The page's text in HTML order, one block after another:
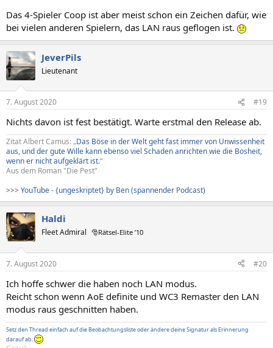
Das 4-Spieler Coop ist aber meist schon ein Zeichen dafür, wie
bei vielen anderen Spielern, das LAN raus geflogen ist.
JeverPils
Lieutenant
7. August 2020 #19
Nichts davon ist fest bestätigt. Warte erstmal den Release ab.
Zitat Albert Camus: „Das Böse in der Welt geht fast immer von Unwissenheit
aus, und der gute Wille kann ebenso viel Schaden anrichten wie die Bosheit,
wenn er nicht aufgeklärt ist.“
Aus dem Roman "Die Pest"
>>>YouTube - {ungeskriptet} by Ben (spannender Podcast)
Haldi
Fleet Admiral 🎅Rätsel-Elite ’10
7. August 2020 #20
Ich hoffe schwer die haben noch LAN modus.
Reicht schon wenn AoE definite und WC3 Remaster den LAN
modus raus geschnitten haben.
Setz den Thread einfach auf die Beobachtungsliste oder ändere deine Signatur als Erinnerung
darauf ab.